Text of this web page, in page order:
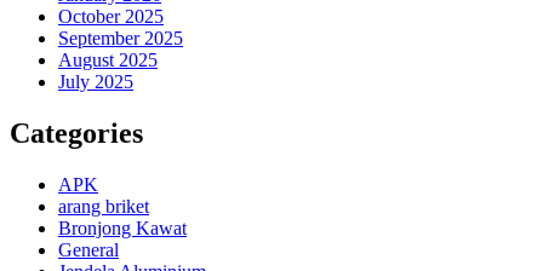
October 2025
September 2025
August 2025
July 2025
Categories
APK
arang briket
Bronjong Kawat
General